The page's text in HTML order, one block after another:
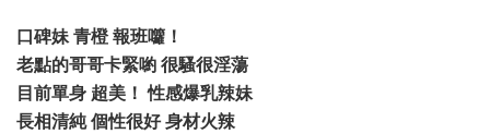
口碑妹 青橙 報班囖！
老點的哥哥卡緊喲 很騷很淫蕩
目前單身 超美！ 性感爆乳辣妹
長相清純 個性很好 身材火辣